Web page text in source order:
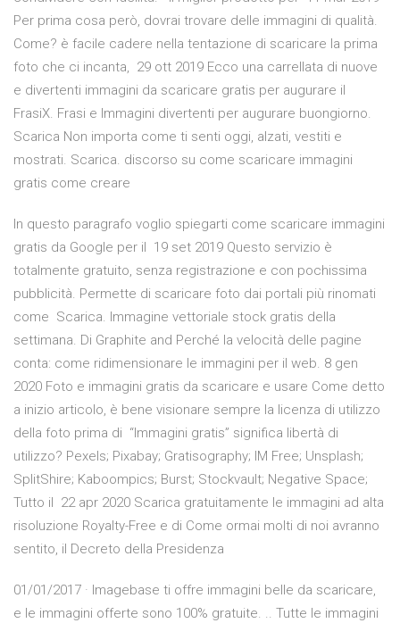
Per prima cosa però, dovrai trovare delle immagini di qualità.
Come? è facile cadere nella tentazione di scaricare la prima
foto che ci incanta, 29 ott 2019 Ecco una carrellata di nuove
e divertenti immagini da scaricare gratis per augurare il
FrasiX. Frasi e Immagini divertenti per augurare buongiorno.
Scarica Non importa come ti senti oggi, alzati, vestiti e
mostrati. Scarica. discorso su come scaricare immagini
gratis come creare
In questo paragrafo voglio spiegarti come scaricare immagini
gratis da Google per il 19 set 2019 Questo servizio è
totalmente gratuito, senza registrazione e con pochissima
pubblicità. Permette di scaricare foto dai portali più rinomati
come Scarica. Immagine vettoriale stock gratis della
settimana. Di Graphite and Perché la velocità delle pagine
conta: come ridimensionare le immagini per il web. 8 gen
2020 Foto e immagini gratis da scaricare e usare Come detto
a inizio articolo, è bene visionare sempre la licenza di utilizzo
della foto prima di “Immagini gratis” significa libertà di
utilizzo? Pexels; Pixabay; Gratisography; IM Free; Unsplash;
SplitShire; Kaboompics; Burst; Stockvault; Negative Space;
Tutto il 22 apr 2020 Scarica gratuitamente le immagini ad alta
risoluzione Royalty-Free e di Come ormai molti di noi avranno
sentito, il Decreto della Presidenza
01/01/2017 · Imagebase ti offre immagini belle da scaricare,
e le immagini offerte sono 100% gratuite. .. Tutte le immagini